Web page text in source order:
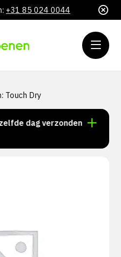
+31 85 024 0044
Touch Dry
dag verzonden